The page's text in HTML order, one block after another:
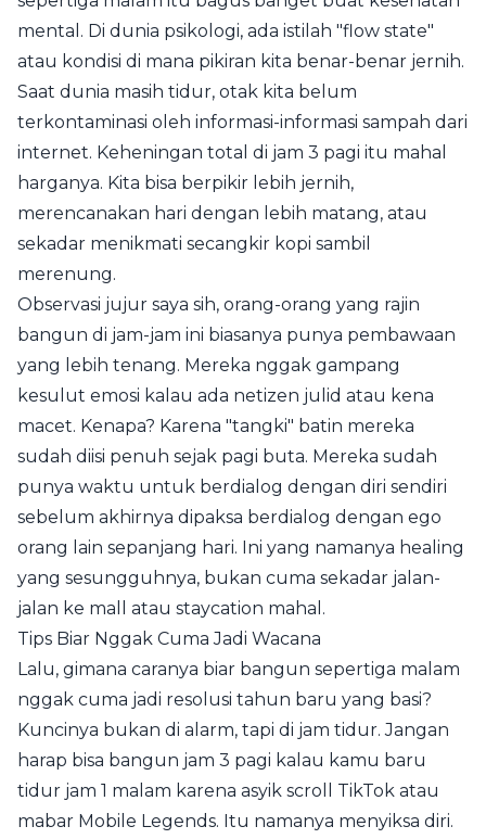
mental. Di dunia psikologi, ada istilah "flow state"
atau kondisi di mana pikiran kita benar-benar jernih.
Saat dunia masih tidur, otak kita belum
terkontaminasi oleh informasi-informasi sampah dari
internet. Keheningan total di jam 3 pagi itu mahal
harganya. Kita bisa berpikir lebih jernih,
merencanakan hari dengan lebih matang, atau
sekadar menikmati secangkir kopi sambil
merenung.
Observasi jujur saya sih, orang-orang yang rajin
bangun di jam-jam ini biasanya punya pembawaan
yang lebih tenang. Mereka nggak gampang
kesulut emosi kalau ada netizen julid atau kena
macet. Kenapa? Karena "tangki" batin mereka
sudah diisi penuh sejak pagi buta. Mereka sudah
punya waktu untuk berdialog dengan diri sendiri
sebelum akhirnya dipaksa berdialog dengan ego
orang lain sepanjang hari. Ini yang namanya healing
yang sesungguhnya, bukan cuma sekadar jalan-
jalan ke mall atau staycation mahal.
Tips Biar Nggak Cuma Jadi Wacana
Lalu, gimana caranya biar bangun sepertiga malam
nggak cuma jadi resolusi tahun baru yang basi?
Kuncinya bukan di alarm, tapi di jam tidur. Jangan
harap bisa bangun jam 3 pagi kalau kamu baru
tidur jam 1 malam karena asyik scroll TikTok atau
mabar Mobile Legends. Itu namanya menyiksa diri.